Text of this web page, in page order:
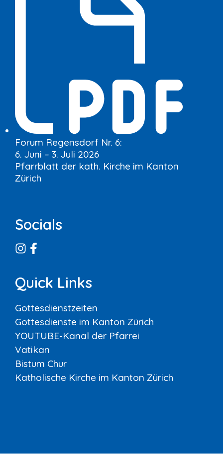
Forum Regensdorf Nr. 6:
6. Juni – 3. Juli 2026
Pfarrblatt der kath. Kirche im Kanton
Zürich
Socials
Quick Links
Gottesdienstzeiten
Gottesdienste im Kanton Zürich
YOUTUBE-Kanal der Pfarrei
Vatikan
Bistum Chur
Katholische Kirche im Kanton Zürich